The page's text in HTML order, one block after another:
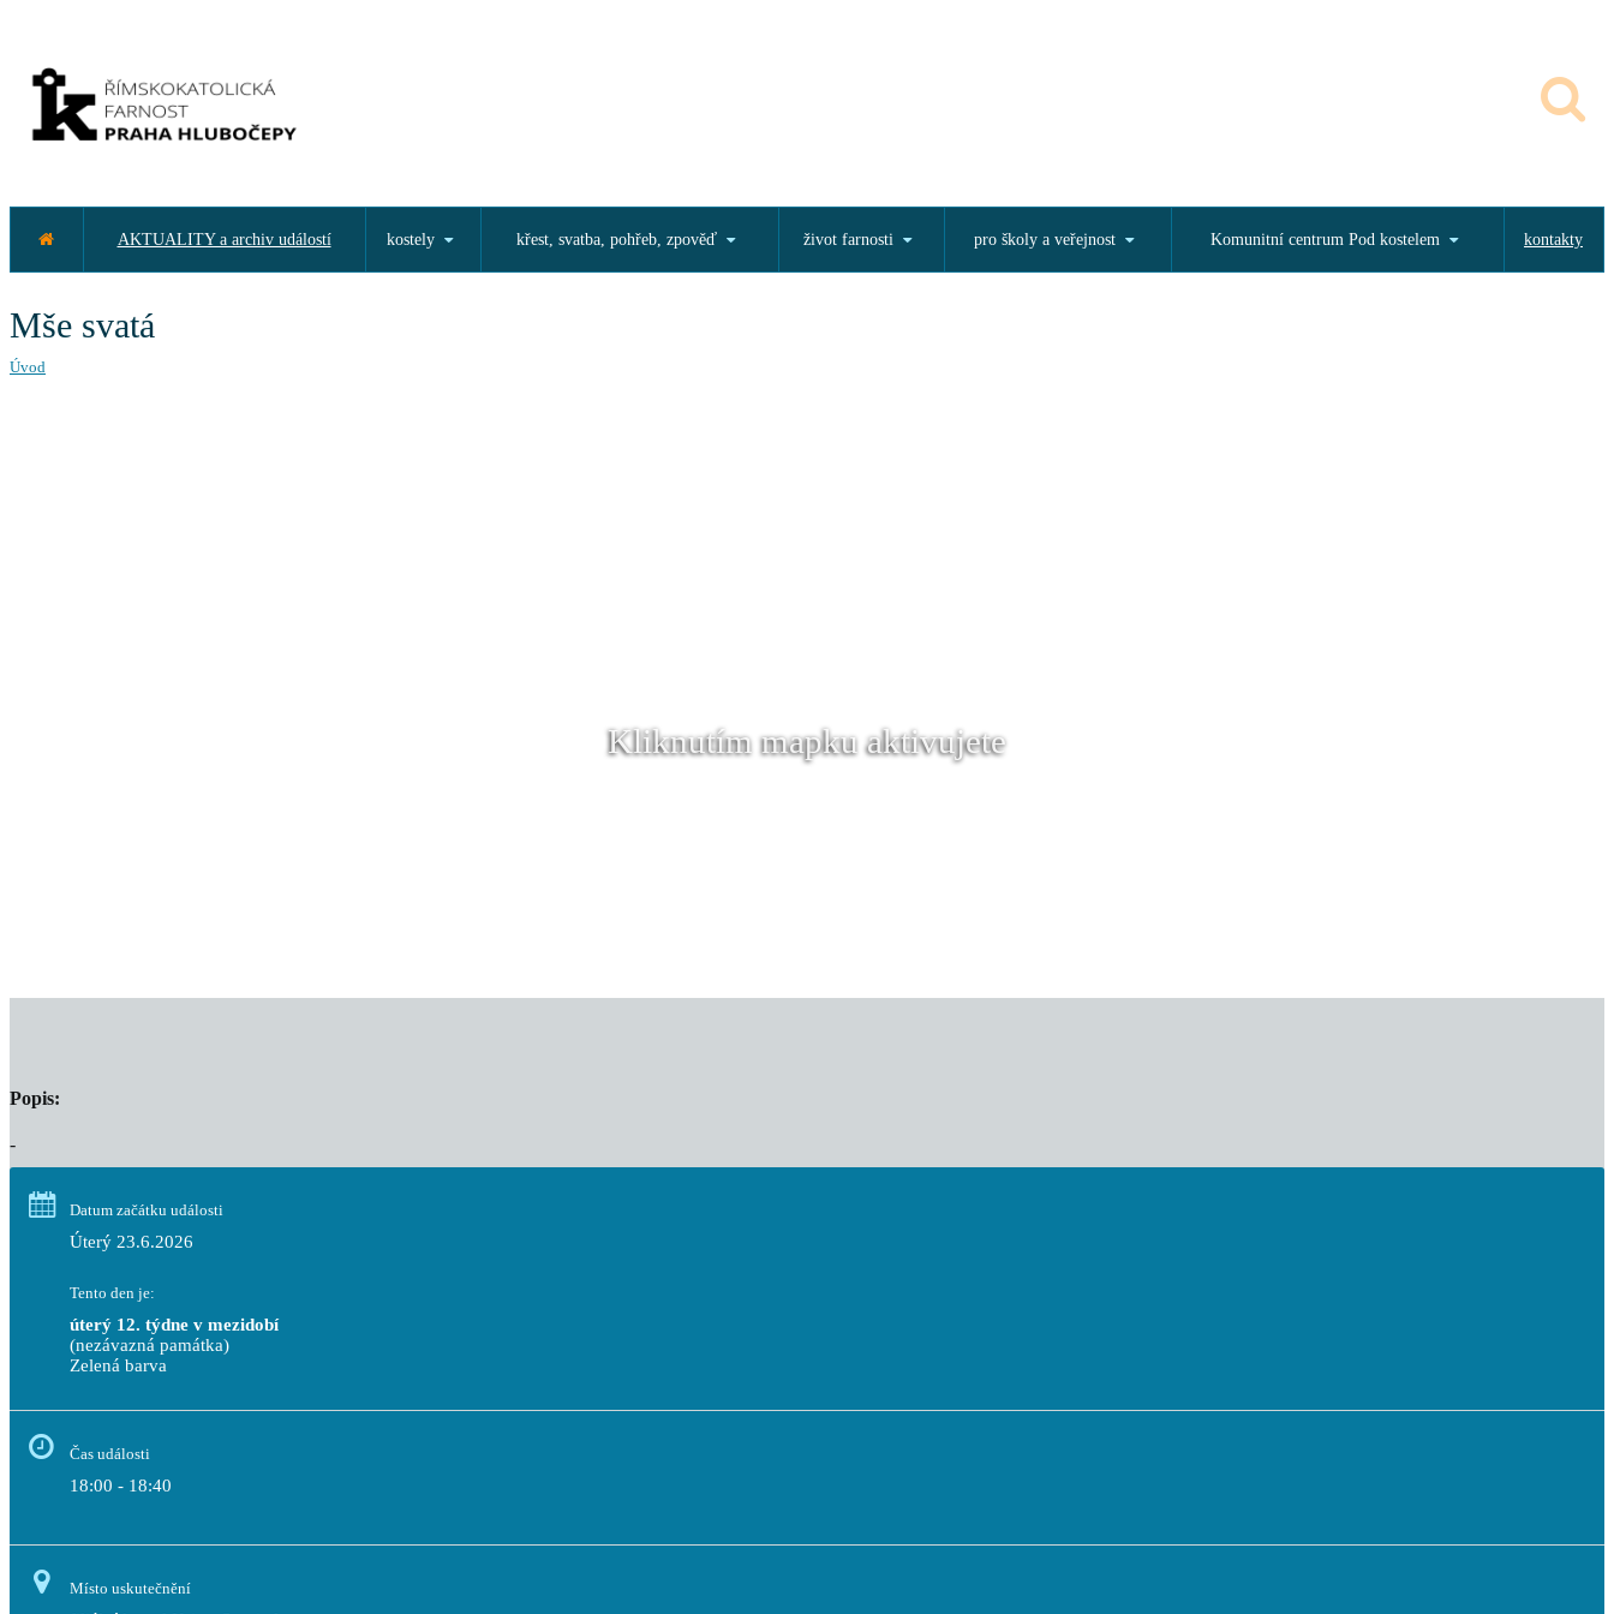
AKTUALITY a archiv událostí kostely křest, svatba, pohřeb, zpověď život farnosti pro školy a veřejnost Komunitní centrum Pod kostelem kontakty
Mše svatá
Úvod
Kliknutím mapku aktivujete
Popis:
-
Datum začátku události
Úterý 23.6.2026
Tento den je:
úterý 12. týdne v mezidobí
(nezávazná památka)
Zelená barva
Čas události
18:00 - 18:40
Místo uskutečnění